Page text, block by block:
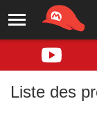
Liste des